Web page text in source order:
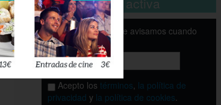
Déjanos tu email y te avisamos cuando
esté disponible
Acepto los términos, la política de
privacidad y la política de cookies.